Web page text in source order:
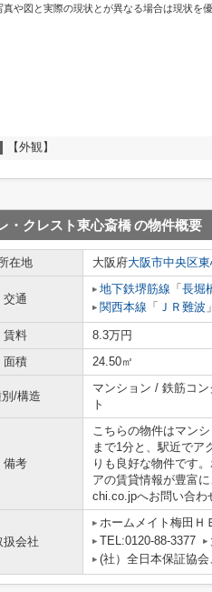
や図と実際の現状とが異なる場合は現状を
【外観】
・クレスト東心斎橋の物件概要
在地 大阪府大阪市中央区
交通
地下鉄堺筋線 「 長堀
関西本線 「 ＪＲ難波
賃料 8.3万円
面積
24.50㎡
/構造
マンション / 鉄筋コン
ト
備考
こちらの物件はマン
まで1分と、駅近でア
りも良好な物件です
アの賃貸情報が豊富
chi.co.jpへお問い合わ
扱会社
ホームメイト梅田
TEL:0120-88-3377
(社）全日本保証協